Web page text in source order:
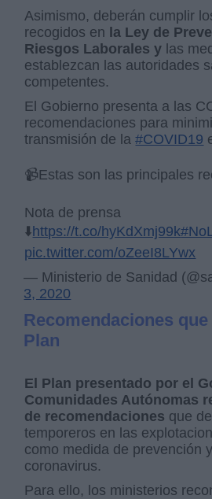
Asimismo, deberán cumplir
recogidos en la Ley de
Riesgos Laborales y las
establezcan las autoridades
competentes.
El Gobierno presenta a las
recomendaciones para
transmisión de la#COVID19
📹Estas son las principales
Nota de prensa
⬇️https://t.co/hyKdXmj99k
pic.twitter.com/oZeeI8LYwx
— Ministerio de Sanidad
3, 2020
Recomendaciones
Plan
El Plan presentado por el
Comunidades Autónomas
de recomendaciones que
temporeros en las
como medida de prevención
coronavirus.
Para ello, los ministerios